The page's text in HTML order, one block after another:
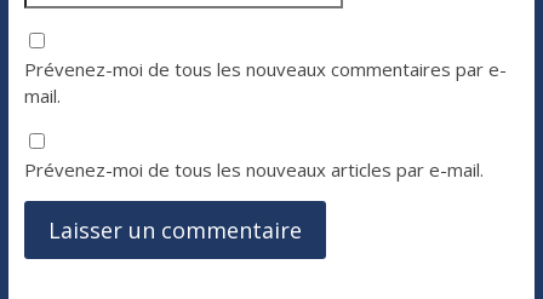
Prévenez-moi de tous les nouveaux commentaires par e-
mail.
Prévenez-moi de tous les nouveaux articles par e-mail.